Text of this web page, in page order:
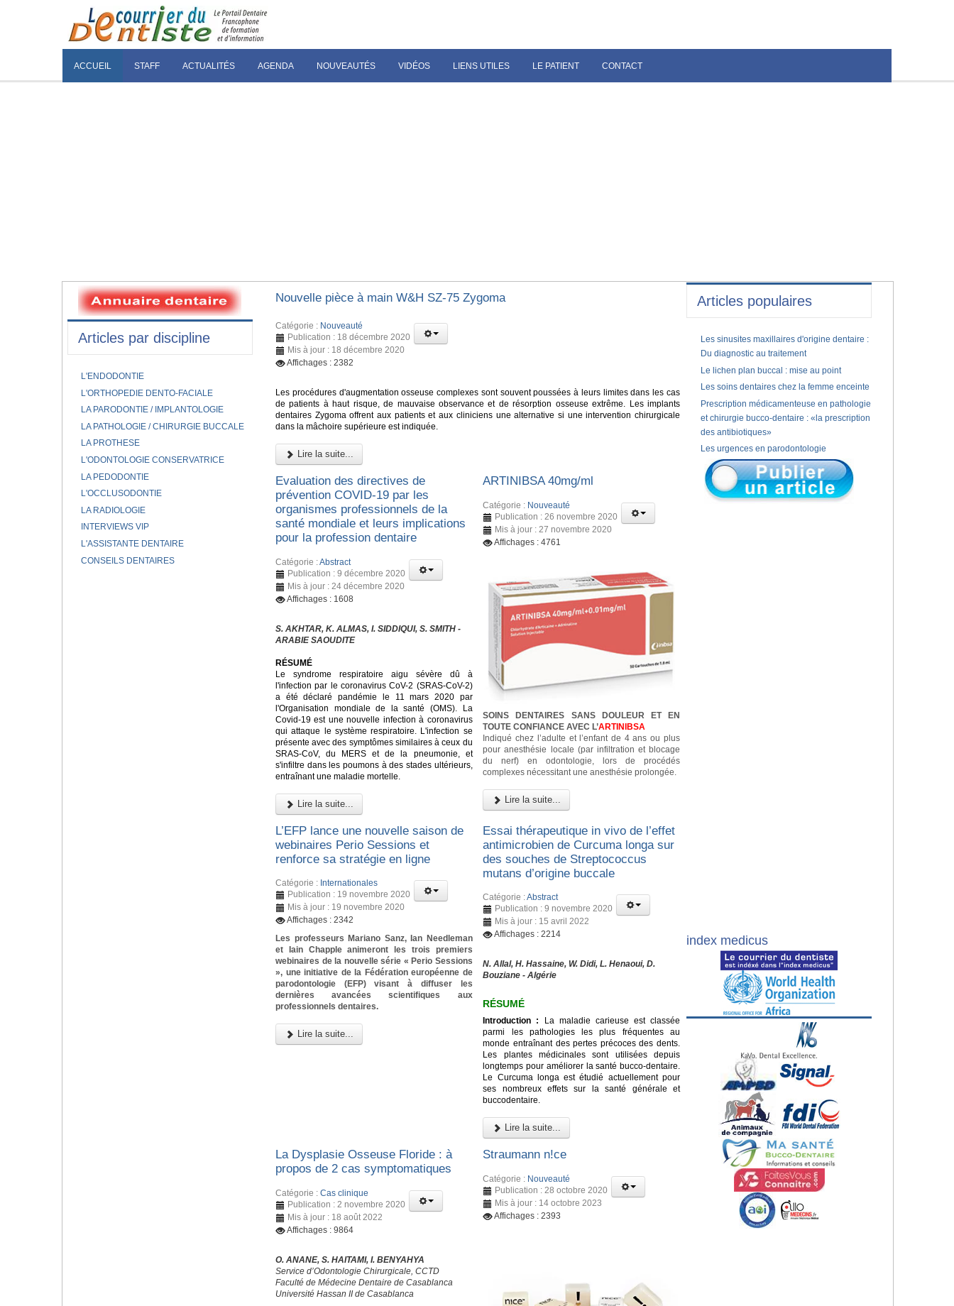
ACCUEIL STAFF ACTUALITÉS AGENDA NOUVEAUTÉS VIDÉOS LIENS UTILES LE PATIENT CONTACT
Nouvelle pièce à main W&H SZ-75 Zygoma
Catégorie : Nouveauté
Publication : 18 décembre 2020
Mis à jour : 18 décembre 2020
Affichages : 2382
Les procédures d'augmentation osseuse complexes sont souvent poussées à leurs limites dans les cas
de patients à haut risque, de mauvaise observance et de résorption osseuse extrême. Les implants
dentaires Zygoma offrent aux patients et aux cliniciens une alternative si une intervention chirurgicale
dans la mâchoire supérieure est indiquée.
Lire la suite...
Evaluation des directives de
prévention COVID-19 par les
organismes professionnels de la
santé mondiale et leurs implications
pour la profession dentaire
Catégorie :Abstract
Publication : 9 décembre 2020
Mis à jour : 24 décembre 2020
Affichages : 1608
S. AKHTAR, K. ALMAS, I. SIDDIQUI, S. SMITH -
ARABIE SAOUDITE
RÉSUMÉ
Le syndrome respiratoire aigu sévère dû à
l'infection par le coronavirus CoV-2 (SRAS-CoV-2)
a été déclaré pandémie le 11 mars 2020 par
l'Organisation mondiale de la santé (OMS). La
Covid-19 est une nouvelle infection à coronavirus
qui attaque le système respiratoire. L'infection se
présente avec des symptômes similaires à ceux du
SRAS-CoV, du MERS et de la pneumonie, et
s'infiltre dans les poumons à des stades ultérieurs,
entraînant une maladie mortelle.
Lire la suite...
ARTINIBSA 40mg/ml
Catégorie : Nouveauté
Publication : 26 novembre 2020
Mis à jour : 27 novembre 2020
Affichages : 4761
SOINS DENTAIRES SANS DOULEUR ET EN
TOUTE CONFIANCE AVEC L’ARTINIBSA
Indiqué chez l’adulte et l’enfant de 4 ans ou plus
pour anesthésie locale (par infiltration et blocage
du nerf) en odontologie, lors de procédés
complexes nécessitant une anesthésie prolongée.
Lire la suite...
L’EFP lance une nouvelle saison de
webinaires Perio Sessions et
renforce sa stratégie en ligne
Catégorie : Internationales
Publication : 19 novembre 2020
Mis à jour : 19 novembre 2020
Affichages : 2342
Les professeurs Mariano Sanz, Ian Needleman
et Iain Chapple animeront les trois premiers
webinaires de la nouvelle série « Perio Sessions
», une initiative de la Fédération européenne de
parodontologie (EFP) visant à diffuser les
dernières avancées scientifiques aux
professionnels dentaires.
Lire la suite...
Essai thérapeutique in vivo de l’effet
antimicrobien de Curcuma longa sur
des souches de Streptococcus
mutans d’origine buccale
Catégorie :Abstract
Publication : 9 novembre 2020
Mis à jour : 15 avril 2022
Affichages : 2214
N. Allal, H. Hassaine, W. Didi, L. Henaoui, D.
Bouziane - Algérie
RÉSUMÉ
Introduction :
La maladie carieuse est classée
parmi les pathologies les plus fréquentes au
monde entraînant des pertes précoces des dents.
Les plantes médicinales sont utilisées depuis
longtemps pour améliorer la santé bucco-dentaire.
Le Curcuma longa est étudié actuellement pour
ses nombreux effets sur la santé générale et
buccodentaire.
Lire la suite...
La Dysplasie Osseuse Floride : à
propos de 2 cas symptomatiques
Catégorie : Cas clinique
Publication : 2 novembre 2020
Mis à jour : 18 août 2022
Affichages : 9864
O. ANANE, S. HAITAMI, I. BENYAHYA
Service d’Odontologie Chirurgicale, CCTD
Faculté de Médecine Dentaire de Casablanca
Université Hassan II de Casablanca
Straumann n!ce
Catégorie : Nouveauté
Publication : 28 octobre 2020
Mis à jour : 14 octobre 2023
Affichages : 2393
Articles par discipline
L'ENDODONTIE
L'ORTHOPEDIE DENTO-FACIALE
LA PARODONTIE / IMPLANTOLOGIE
LA PATHOLOGIE / CHIRURGIE BUCCALE
LA PROTHESE
L'ODONTOLOGIE CONSERVATRICE
LA PEDODONTIE
L'OCCLUSODONTIE
LA RADIOLOGIE
INTERVIEWS VIP
L'ASSISTANTE DENTAIRE
CONSEILS DENTAIRES
Articles populaires
Les sinusites maxillaires d'origine dentaire :
Du diagnostic au traitement
Le lichen plan buccal : mise au point
Les soins dentaires chez la femme enceinte
Prescription médicamenteuse en pathologie
et chirurgie bucco-dentaire : «la prescription
des antibiotiques»
Les urgences en parodontologie
index medicus